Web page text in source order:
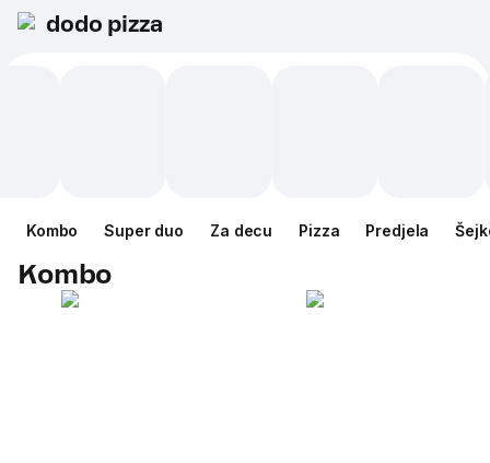
dodo pizza
Kombo Super duo Za decu Pizza Predjela
Kombo